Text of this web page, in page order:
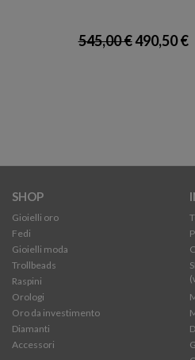
545,00 €490,50 €
SHOP
Gioielli oro
Fedi
Gioielli moda
Trollbeads
Raspini
Orologi
Oro da investimento
Diamanti
Accessori